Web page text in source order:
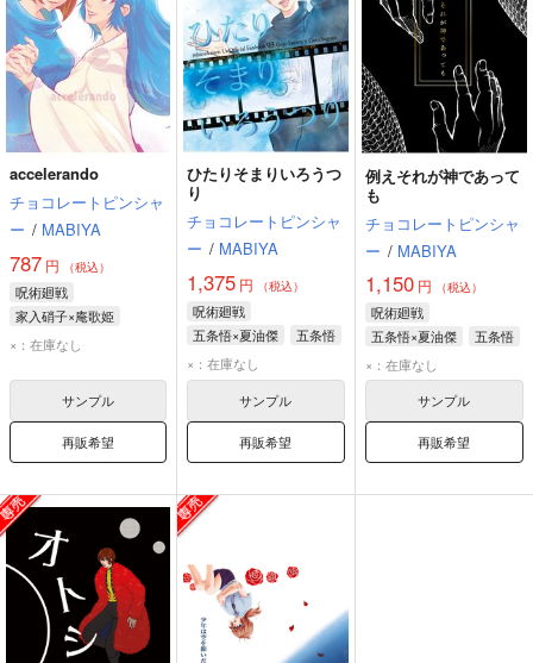
accelerando
チョコレートピンシャ
ー / MABIYA
787 円 （税込）
呪術廻戦
家入硝子×庵歌姫
家入硝子
×：在庫なし
サンプル
再販希望
ひたりそまりいろうつ
り
チョコレートピンシャ
ー / MABIYA
1,375 円 （税込）
呪術廻戦
五条悟×夏油傑
五条悟
夏油傑
家入硝子
×：在庫なし
サンプル
再販希望
例えそれが神であって
も
チョコレートピンシャ
ー / MABIYA
1,150円 （税込）
呪術廻戦
五条悟×夏油傑
五条悟
夏油傑
家入硝子
×：在庫なし
サンプル
再販希望